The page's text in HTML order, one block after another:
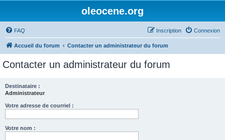
oleocene.org
FAQ Connexion
Inscription
Accueil du forum Contacter un administrateur du forum
Contacter un administrateur du forum
Destinataire :
Administrateur
Votre adresse de courriel :
Votre nom :